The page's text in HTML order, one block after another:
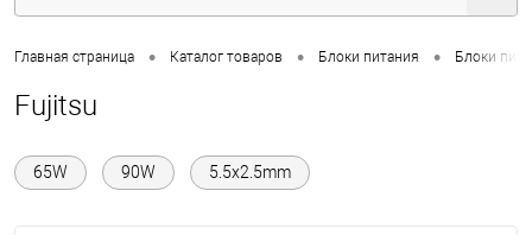
Главная страница • Каталог товаров • Блоки питания • Блоки
Fujitsu
65W 90W 5.5x2.5mm